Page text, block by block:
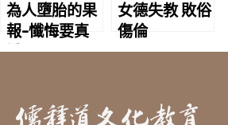
為人墮胎的果
報-懺悔要真
誠
女德失教 敗俗
傷倫